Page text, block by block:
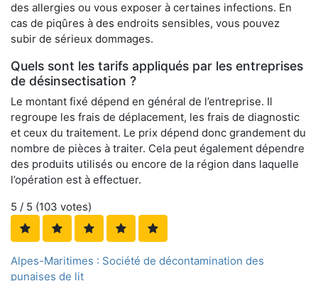
des allergies ou vous exposer à certaines infections. En
cas de piqûres à des endroits sensibles, vous pouvez
subir de sérieux dommages.
Quels sont les tarifs appliqués par les entreprises
de désinsectisation ?
Le montant fixé dépend en général de l’entreprise. Il
regroupe les frais de déplacement, les frais de diagnostic
et ceux du traitement. Le prix dépend donc grandement du
nombre de pièces à traiter. Cela peut également dépendre
des produits utilisés ou encore de la région dans laquelle
l’opération est à effectuer.
5 / 5 (103 votes)
Alpes-Maritimes : Société de décontamination des
punaises de lit